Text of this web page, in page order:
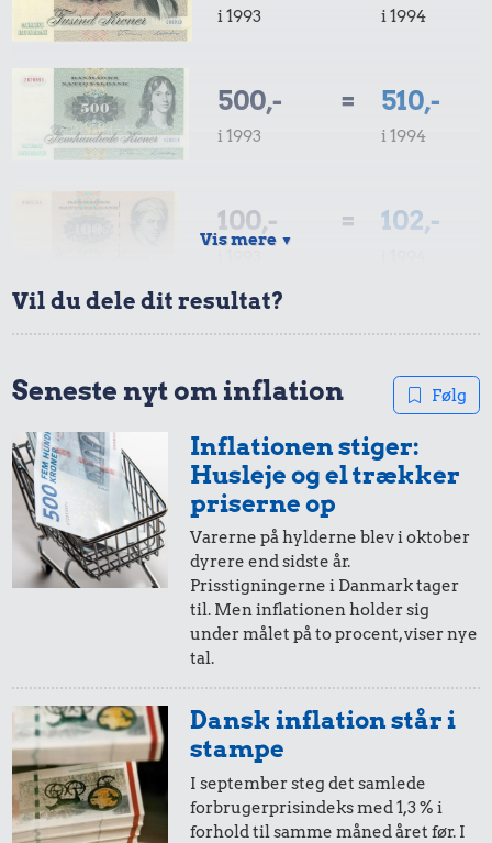
i 1993 i 1994
500,-
i 1993
= 510,-
i 1994
100,- = 102,-
50,-
i 1993
= 51,-
i 1994
20,-
i 1993
= 20,-
10,-
i 1993
= 10,-
i 1994
2,- = 2,-
Vis mere ▼
Vil du dele dit resultat?
Seneste nyt om inflation Følg
Inflationen stiger:
Husleje og el trækker
priserne op
Varerne på hylderne blev i oktober
dyrere end sidste år.
Prisstigningerne i Danmark tager
til. Men inflationen holder sig
under målet på to procent, viser nye
tal.
Dansk inflation står i
stampe
I september steg det samlede
forbrugerprisindeks med 1,3 % i
forhold til samme måned året før. I